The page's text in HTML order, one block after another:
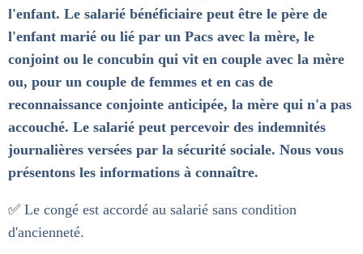
l'enfant. Le salarié bénéficiaire peut être le père de
l'enfant marié ou lié par un Pacs avec la mère, le
conjoint ou le concubin qui vit en couple avec la mère
ou, pour un couple de femmes et en cas de
reconnaissance conjointe anticipée, la mère qui n'a pas
accouché. Le salarié peut percevoir des indemnités
journalières versées par la sécurité sociale. Nous vous
présentons les informations à connaître.
✅ Le congé est accordé au salarié sans condition
d'ancienneté.